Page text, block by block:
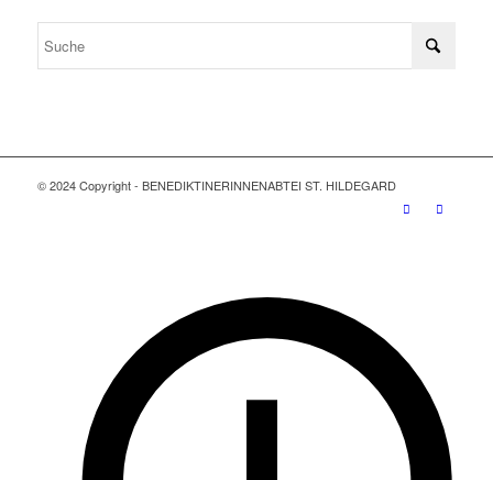
© 2024 Copyright - BENEDIKTINERINNENABTEI ST. HILDEGARD